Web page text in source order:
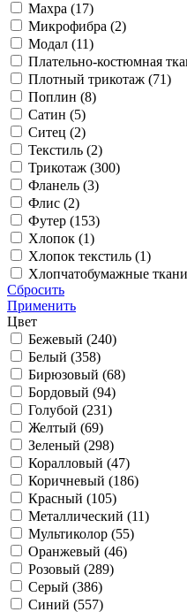
Махра (17)
Микрофибра (2)
Модал (11)
Плательно-костюмная
Плотный трикотаж (71)
Поплин (8)
Сатин (5)
Ситец (2)
Текстиль (2)
Трикотаж (300)
Фланель (3)
Флис (2)
Футер (153)
Хлопок (1)
Хлопок текстиль (1)
Хлопчатобумажные
Сбросить
Применить
Цвет
Бежевый (240)
Белый (358)
Бирюзовый (68)
Бордовый (94)
Голубой (231)
Желтый (69)
Зеленый (298)
Коралловый (47)
Коричневый (186)
Красный (105)
Металлический (11)
Мультиколор (55)
Оранжевый (46)
Розовый (289)
Серый (386)
Синий (557)